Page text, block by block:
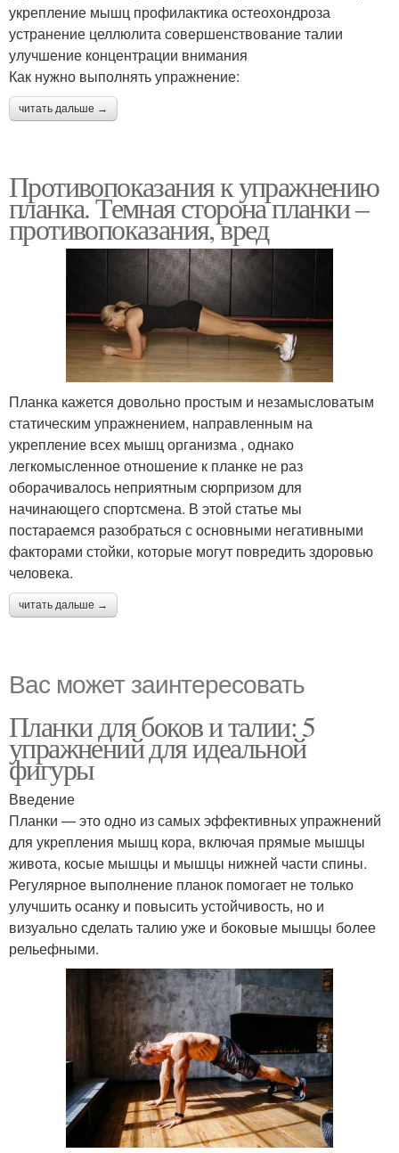
укрепление мышц профилактика остеохондроза
устранение целлюлита совершенствование талии
улучшение концентрации внимания
Как нужно выполнять упражнение:
читать дальше →
Противопоказания к упражнению
планка. Темная сторона планки –
противопоказания, вред
Планка кажется довольно простым и незамысловатым
статическим упражнением, направленным на
укрепление всех мышц организма , однако
легкомысленное отношение к планке не раз
оборачивалось неприятным сюрпризом для
начинающего спортсмена. В этой статье мы
постараемся разобраться с основными негативными
факторами стойки, которые могут повредить здоровью
человека.
читать дальше →
Вас может заинтересовать
Планки для боков и талии: 5
упражнений для идеальной
фигуры
Введение
Планки — это одно из самых эффективных упражнений
для укрепления мышц кора, включая прямые мышцы
живота, косые мышцы и мышцы нижней части спины.
Регулярное выполнение планок помогает не только
улучшить осанку и повысить устойчивость, но и
визуально сделать талию уже и боковые мышцы более
рельефными.